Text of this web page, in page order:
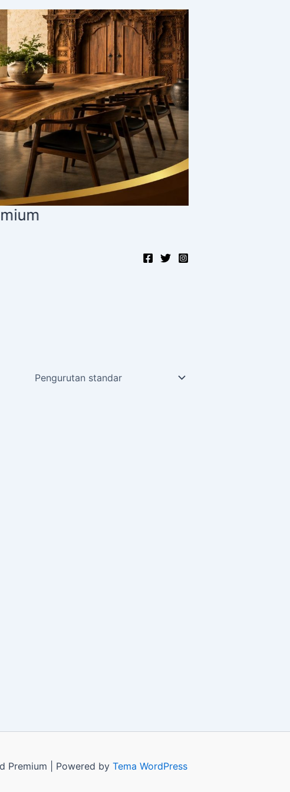
Premium | Powered by Tema WordPress